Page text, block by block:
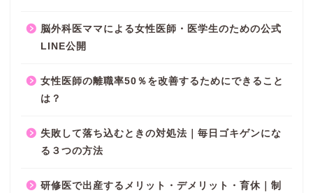
脳外科医ママによる女性医師・医学生のための公式
LINE公開
女性医師の離職率50％を改善するためにできること
は？
失敗して落ち込むときの対処法｜毎日ゴキゲンにな
る３つの方法
研修医で出産するメリット・デメリット・育休｜制